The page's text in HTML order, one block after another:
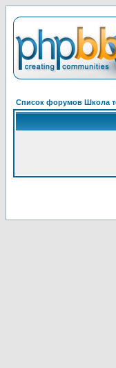
Список форумов Школа